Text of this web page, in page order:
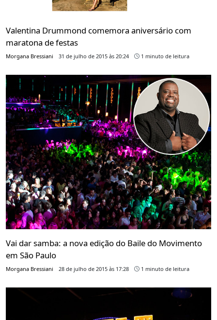
Valentina Drummond comemora aniversário com
maratona de festas
Morgana Bressiani 31 de julho de 2015 às 20:24 1 minuto de leitura
Vai dar samba: a nova edição do Baile do Movimento
em São Paulo
Morgana Bressiani 28 de julho de 2015 às 17:28 1 minuto de leitura